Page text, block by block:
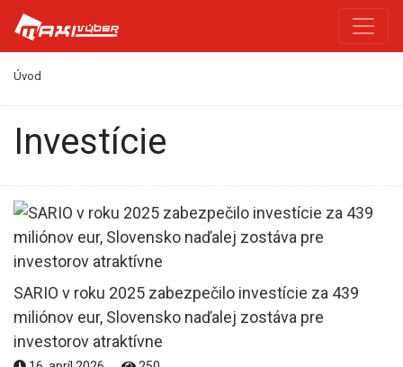
Úvod
investície
SARIO v roku 2025 zabezpečilo investície za 439
miliónov eur, Slovensko naďalej zostáva pre
investorov atraktívne